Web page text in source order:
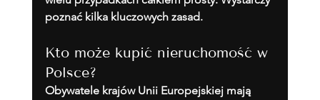
poznać kilka kluczowych zasad.
Kto może kupić nieruchomość w
Polsce?
Obywatele krajów Unii Europejskiej mają